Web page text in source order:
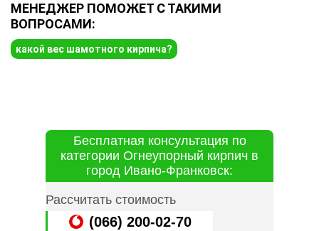
МЕНЕДЖЕР ПОМОЖЕТ С ТАКИМИ
ВОПРОСАМИ:
какой вес шамотного кирпича?
Бесплатная консультация по
категории Огнеупорный кирпич в
город Ивано-Франковск:
Рассчитать стоимость
(066) 200-02-70